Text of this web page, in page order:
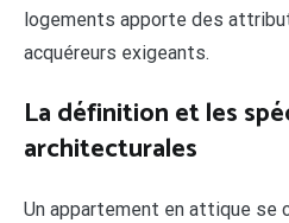
logements apporte des
acquéreurs exigeants.
La définition et les
architecturales
Un appartement en attique se